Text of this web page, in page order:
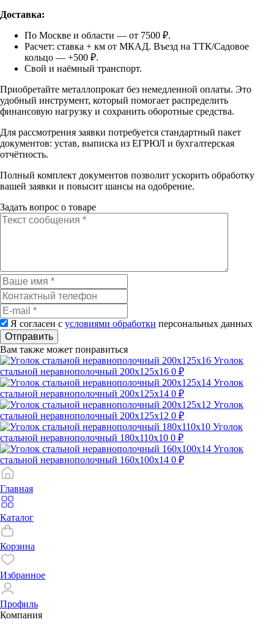
Доставка:
По Москве и области — от 7500 ₽.
Расчет: ставка + км от МКАД. Въезд на ТТК/Садовое
кольцо — +500 ₽.
Свой и наёмный транспорт.
Приобретайте металлопрокат без немедленной оплаты. Это
удобный инструмент, который помогает распределить
финансовую нагрузку и сохранить оборотные средства.
Для рассмотрения заявки потребуется стандартный пакет
документов: устав, выписка из ЕГРЮЛ и бухгалтерская
отчётность.
Полный комплект документов позволит ускорить обработку
вашей заявки и повысит шансы на одобрение.
Задать вопрос о товаре
Я согласен с условиями обработки персональных данных
Отправить
Вам также может понравиться
Уголок
стальной неравнополочный 200х125х16 0 ₽
Уголок
стальной неравнополочный 200х125х14 0 ₽
Уголок
стальной неравнополочный 200х125х12 0 ₽
Уголок
стальной неравнополочный 180х110х10 0 ₽
Уголок
стальной неравнополочный 160х100х14 0 ₽
Главная
Каталог
Корзина
Избранное
Профиль
Компания